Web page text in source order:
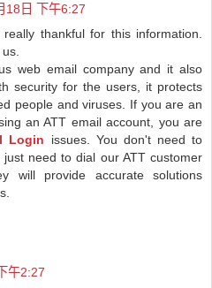
18日 下午6:27
thankful for this information.
web email company and it also
security for the users, it protects
people and viruses. If you are an
an ATT email account, you are
Login issues. You don't need to
need to dial our ATT customer
will provide accurate solutions
午2:27